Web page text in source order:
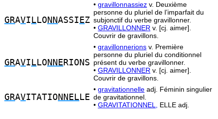
GRAVI L LO NNASSI EZ
• gravillonnassiez v. Deuxième
personne du pluriel de l’imparfait du
subjonctif du verbe gravillonner.
• GRAVILLONNER v. [cj. aimer].
Couvrir de gravillons.
GRAVI L LO NNE RIONS
• gravillonnerions v. Première
personne du pluriel du conditionnel
présent du verbe gravillonner.
• GRAVILLONNER v. [cj. aimer].
Couvrir de gravillons.
GRAVITATIO NNEL LE
• gravitationnelle adj. Féminin singulier
de gravitationnel.
• GRAVITATIONNEL, ELLE adj.